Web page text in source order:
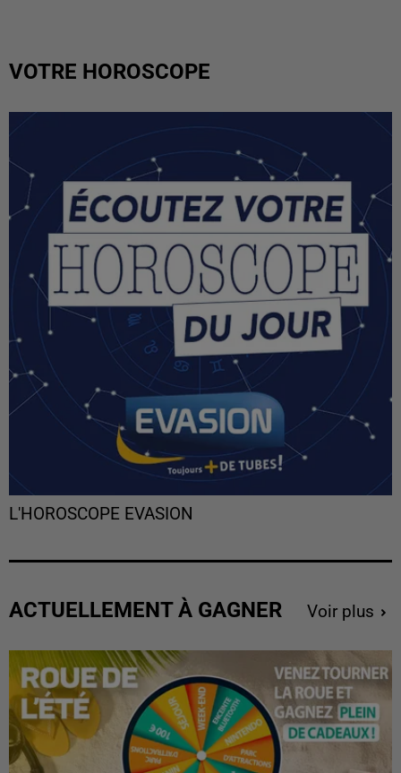
VOTRE HOROSCOPE
L'HOROSCOPE EVASION
ACTUELLEMENT À GAGNER Voir plus